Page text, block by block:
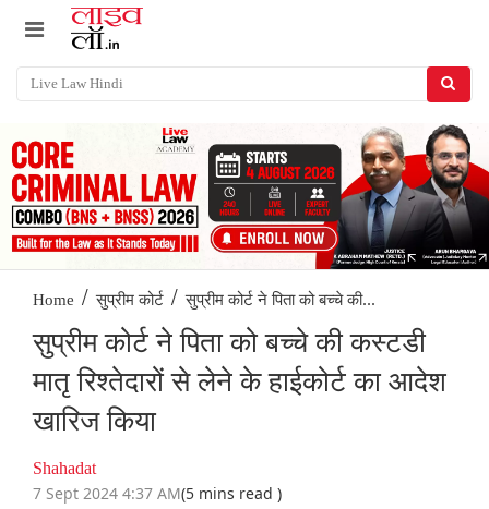
Home / सुप्रीम कोर्ट / सुप्रीम कोर्ट ने पिता को बच्चे की...
सुप्रीम कोर्ट ने पिता को बच्चे की कस्टडी
मातृ रिश्तेदारों से लेने के हाईकोर्ट का आदेश
खारिज किया
Shahadat
7 Sept 2024 4:37 AM(5 mins read )